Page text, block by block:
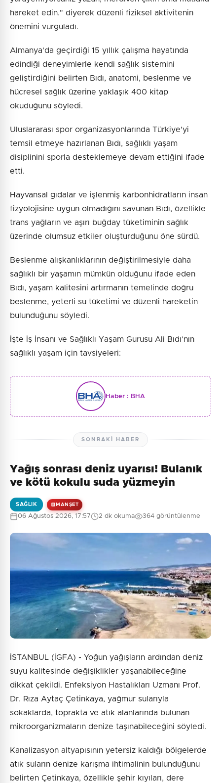
hareket edin." diyerek düzenli fiziksel aktivitenin
önemini vurguladı.
Almanya'da geçirdiği 15 yıllık çalışma hayatında
edindiği deneyimlerle kendi sağlık sistemini
geliştirdiğini belirten Bıdı, anatomi, beslenme ve
hücresel sağlık üzerine yaklaşık 400 kitap
okuduğunu söyledi.
Uluslararası spor organizasyonlarında Türkiye'yi
temsil etmeye hazırlanan Bıdı, sağlıklı yaşam
disiplinini sporla desteklemeye devam ettiğini ifade
etti.
Hayvansal gıdalar ve işlenmiş karbonhidratların insan
fizyolojisine uygun olmadığını savunan Bıdı, özellikle
trans yağların ve aşırı buğday tüketiminin sağlık
üzerinde olumsuz etkiler oluşturduğunu öne sürdü.
Beslenme alışkanlıklarının değiştirilmesiyle daha
sağlıklı bir yaşamın mümkün olduğunu ifade eden
Bıdı, yaşam kalitesini artırmanın temelinde doğru
beslenme, yeterli su tüketimi ve düzenli hareketin
bulunduğunu söyledi.
İşte İş İnsanı ve Sağlıklı Yaşam Gurusu Ali Bıdı’nın
sağlıklı yaşam için tavsiyeleri:
Haber : BHA
SONRAKI HABER
Yağış sonrası deniz uyarısı! Bulanık
ve kötü kokulu suda yüzmeyin
SAĞLIK MANŞET
06 Ağustos 2026, 17:57 2 dk okuma 364 görüntülenme
İSTANBUL (İGFA) - Yoğun yağışların ardından deniz
suyu kalitesinde değişiklikler yaşanabileceğine
dikkat çekildi. Enfeksiyon Hastalıkları Uzmanı Prof.
Dr. Rıza Aytaç Çetinkaya, yağmur sularıyla
sokaklarda, toprakta ve atık alanlarında bulunan
mikroorganizmaların denize taşınabileceğini söyledi.
Kanalizasyon altyapısının yetersiz kaldığı bölgelerde
atık suların denize karışma ihtimalinin bulunduğunu
belirten Çetinkaya, özellikle şehir kıyıları, dere